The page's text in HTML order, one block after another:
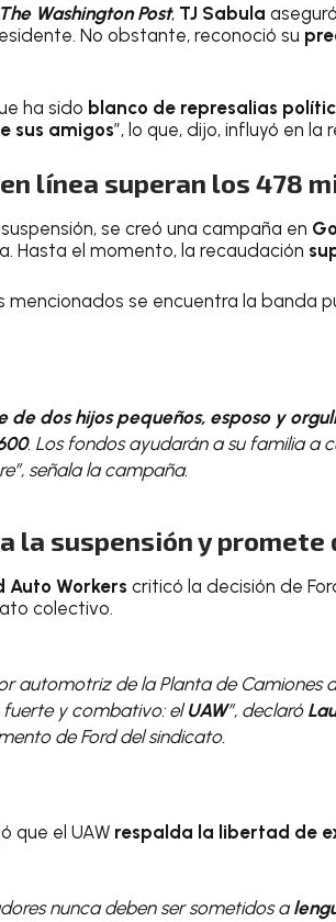
The Washington Post, TJ Sabula
No obstante, reconoció su
ha sido blanco de represalias
sus amigos”, lo que, dijo, influyó en la
línea superan los 478
se creó una campaña en
Hasta el momento, la recaudación
mencionados se encuentra la banda
de dos hijos pequeños, esposo y
. Los fondos ayudarán a su familia a
señala la campaña.
la suspensión y
Auto Workers criticó la decisión de
colectivo.
automotriz de la Planta de Camiones
fuerte y combativo: elUAW”, declaró
de Ford del sindicato.
que el UAW respalda la libertad de
nunca deben ser sometidos a